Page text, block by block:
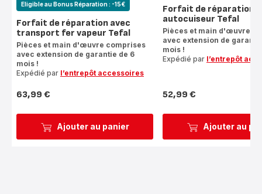
Ajouter au panier
Eligible au Bonus Réparation : -15€
Forfait de réparation avec
transport fer vapeur Tefal
Pièces et main d'œuvre comprises
avec extension de garantie de 6
mois !
Expédié par l’entrepôt accessoires
Prix
63,99 €
Ajouter au
Forfait de réparation
autocuiseur Tefal
Pièces et main d'œuvre
avec extension de
mois !
Expédié par l’entrepôt
Prix
52,99 €